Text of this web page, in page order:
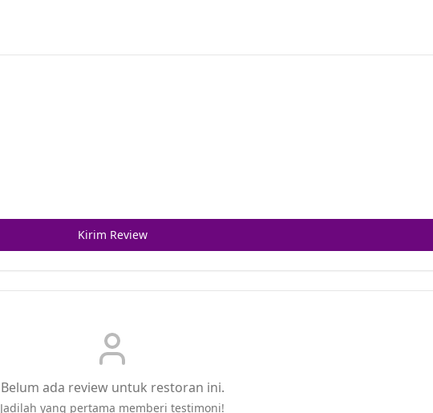
Kirim Review
Belum ada review untuk restoran ini.
Jadilah yang pertama memberi testimoni!